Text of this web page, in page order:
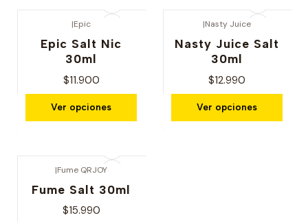
|Epic
Epic Salt Nic
30ml
$11.900
Ver opciones
|Nasty Juice
Nasty Juice Salt
30ml
$12.990
Ver opciones
|Fume QRJOY
Fume Salt 30ml
$15.990